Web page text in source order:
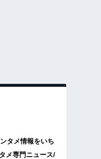
タメ情報をいち
メ専門ニュース/